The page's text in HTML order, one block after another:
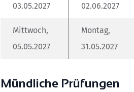
03.05.2027
02.06.2027
Mittwoch,
05.05.2027
Montag,
31.05.2027
Mündliche Prüfungen